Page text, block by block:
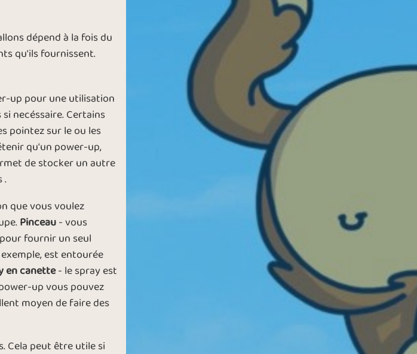
Balloon Circus
dépend à la fois du
qu'ils fournissent.
up pour une utilisation
necéssaire. Certains
pointez sur le ou les
qu'un power-up,
de stocker un autre
.
que vous voulez
Pinceau- vous
fournir un seul
est entourée
en canette- le spray est
up vous pouvez
moyen de faire des
Cela peut être utile si